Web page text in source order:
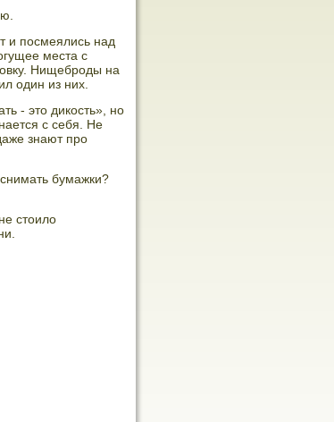
и посмеялись над
места с
Нищеброды на
один из них.
- это дикость», но
с себя. Не
знают про
бумажки?
стоило